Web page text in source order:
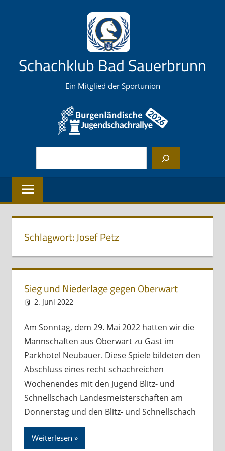
Schachklub Bad Sauerbrunn
Ein Mitglied der Sportunion
Schlagwort:Josef Petz
Sieg und Niederlage gegen Oberwart
2. Juni 2022
Am Sonntag, dem 29. Mai 2022 hatten wir die
Mannschaften aus Oberwart zu Gast im
Parkhotel Neubauer. Diese Spiele bildeten den
Abschluss eines recht schachreichen
Wochenendes mit den Jugend Blitz- und
Schnellschach Landesmeisterschaften am
Donnerstag und den Blitz- und Schnellschach
Weiterlesen